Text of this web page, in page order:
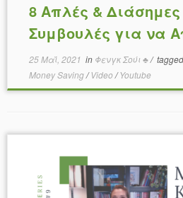
8 Απλές & Διάσημες
Συμβουλές για να
25 Μαΐ, 2021 in Φενγκ Σούι ♣/ tagged
Money Saving/Video /Youtube